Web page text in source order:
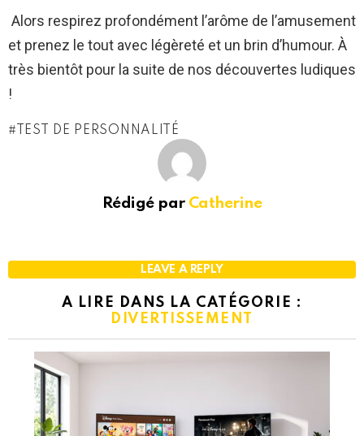
Alors respirez profondément l’arôme de l’amusement
et prenez le tout avec légèreté et un brin d’humour. À
très bientôt pour la suite de nos découvertes ludiques
!
TEST DE PERSONNALITÉ
Rédigé par Catherine
LEAVE A REPLY
A LIRE DANS LA CATÉGORIE :
DIVERTISSEMENT